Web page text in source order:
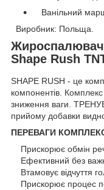
Ванільний
Виробник: Польща.
Жироспалювач
Shape Rush
SHAPE RUSH - це
компонентів.
зниження ваги.
прийому добавки
ПЕРЕВАГИ
Прискорює обмін
Ефективний без
Втамовує відчуття
Прискорює процес